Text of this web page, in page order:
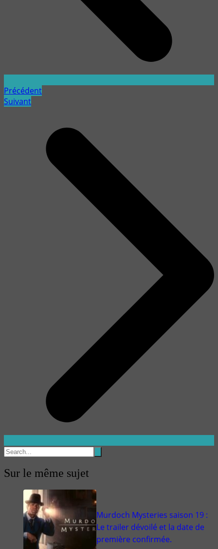
Précédent
Suivant
Sur le même sujet
Murdoch Mysteries saison 19 :
Le trailer dévoilé et la date de
première confirmée.